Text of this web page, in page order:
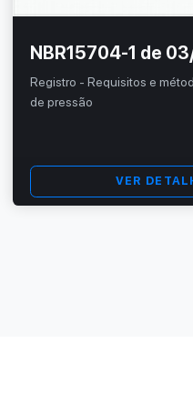
NBR15704-1 de
Registro - Requisitos e
de pressão
VER